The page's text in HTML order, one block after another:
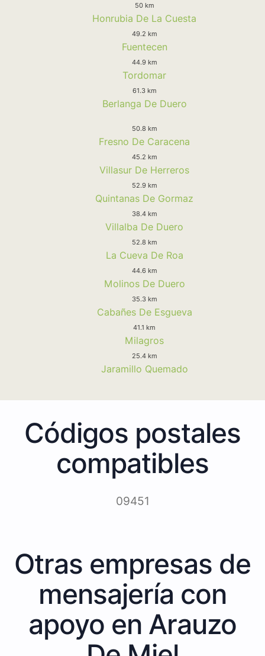
50 km
Honrubia De La Cuesta
49.2 km
Fuentecen
44.9 km
Tordomar
61.3 km
Berlanga De Duero
50.8 km
Fresno De Caracena
45.2 km
Villasur De Herreros
52.9 km
Quintanas De Gormaz
38.4 km
Villalba De Duero
52.8 km
La Cueva De Roa
44.6 km
Molinos De Duero
35.3 km
Cabañes De Esgueva
41.1 km
Milagros
25.4 km
Jaramillo Quemado
Códigos postales
compatibles
09451
Otras empresas de
mensajería con
apoyo en Arauzo